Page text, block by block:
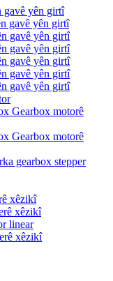
gavê yên girtî
gavê yên girtî
gavê yên girtî
gavê yên girtî
gavê yên girtî
gavê yên girtî
gavê yên girtî
Gearbox motorê
Gearbox motorê
gearbox stepper
xêzikî
xêzikî
linear
xêzikî